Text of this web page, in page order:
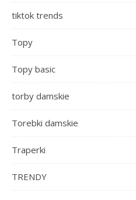
tiktok trends
Topy
Topy basic
torby damskie
Torebki damskie
Traperki
TRENDY